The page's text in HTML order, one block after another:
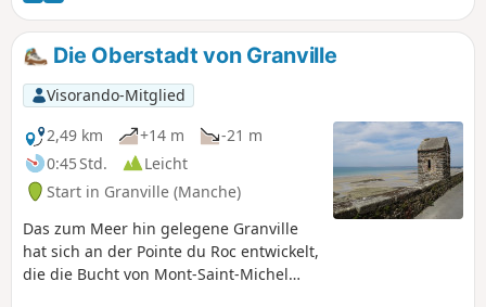
Die Oberstadt von Granville
Visorando-Mitglied
2,49 km
+14 m
-21 m
0:45 Std.
Leicht
Start in Granville (Manche)
Das zum Meer hin gelegene Granville
hat sich an der Pointe du Roc entwickelt,
die die Bucht von Mont-Saint-Michel